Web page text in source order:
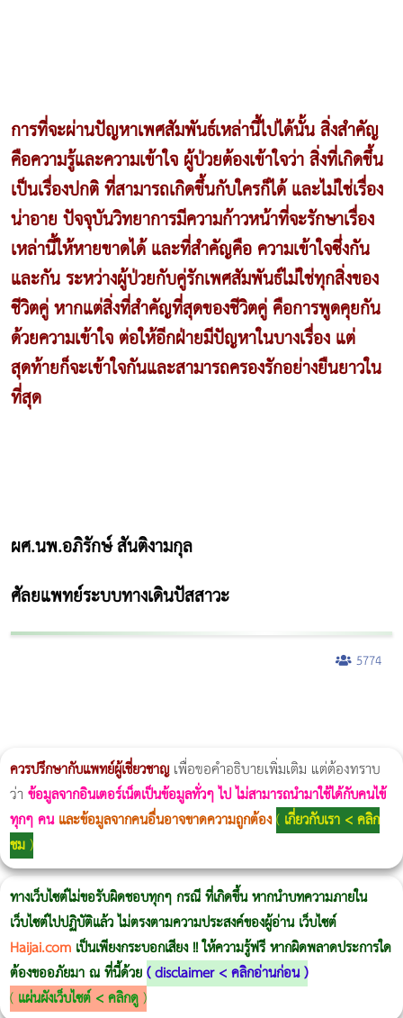
การที่จะผ่านปัญหาเพศสัมพันธ์เหล่านี้ไปได้นั้น สิ่งสำคัญ
คือความรู้และความเข้าใจ ผู้ป่วยต้องเข้าใจว่า สิ่งที่เกิดขึ้น
เป็นเรื่องปกติ ที่สามารถเกิดขึ้นกับใครก็ได้ และไม่ใช่เรื่อง
น่าอาย ปัจจุบันวิทยาการมีความก้าวหน้าที่จะรักษาเรื่อง
เหล่านี้ให้หายขาดได้ และที่สำคัญคือ ความเข้าใจซึ่งกัน
และกัน ระหว่างผู้ป่วยกับคู่รักเพศสัมพันธ์ไม่ใช่ทุกสิ่งของ
ชีวิตคู่ หากแต่สิ่งที่สำคัญที่สุดของชีวิตคู่ คือการพูดคุยกัน
ด้วยความเข้าใจ ต่อให้อีกฝ่ายมีปัญหาในบางเรื่อง แต่
สุดท้ายก็จะเข้าใจกันและสามารถครองรักอย่างยืนยาวใน
ที่สุด
ผศ.นพ.อภิรักษ์ สันติงามกุล
ศัลยแพทย์ระบบทางเดินปัสสาวะ
5774
ควรปรึกษากับแพทย์ผู้เชี่ยวชาญเพื่อขอคำอธิบายเพิ่มเติม แต่ต้องทราบ
ว่า ข้อมูลจากอินเตอร์เน็ตเป็นข้อมูลทั่วๆ ไป ไม่สามารถนำมาใช้ได้กับคนไข้
ทุกๆ คน และข้อมูลจากคนอื่นอาจขาดความถูกต้อง( เกี่ยวกับเรา < คลิก
ชม)
ทางเว็บไซต์ไม่ขอรับผิดชอบทุกๆ กรณี ที่เกิดขึ้น หากนำบทความภายใน
เว็บไซต์ไปปฏิบัติแล้ว ไม่ตรงตามความประสงค์ของผู้อ่าน เว็บไซต์
Haijai.com เป็นเพียงกระบอกเสียง !! ให้ความรู้ฟรี หากผิดพลาดประการใด
ต้องขออภัยมา ณ ที่นี้ด้วย(disclaimer < คลิกอ่านก่อน)
( แผ่นผังเว็บไซต์ < คลิกดู)